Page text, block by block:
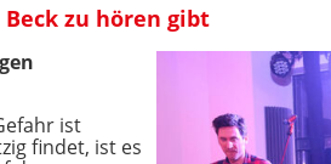
zu hören gibt
ist
findet, ist es